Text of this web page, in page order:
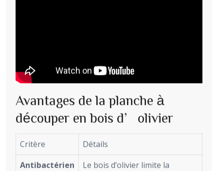
Avantages de la planche à
découper en bois d’olivier
Critère
Détails
Antibactérien
Le bois d’olivier limite la